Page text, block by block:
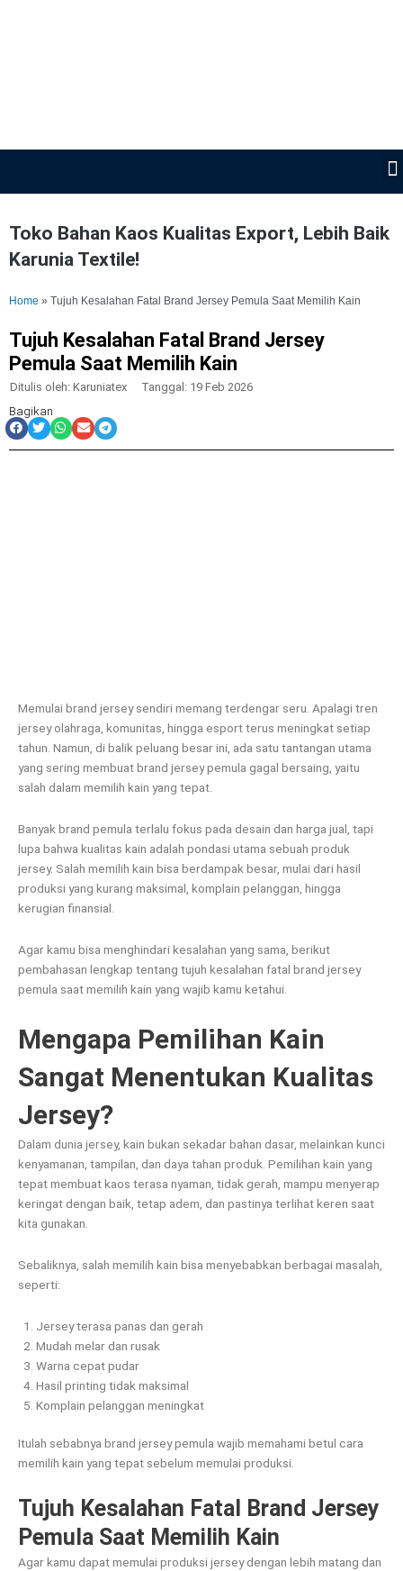
Toko Bahan Kaos Kualitas Export, Lebih Baik
Karunia Textile!
Home » Tujuh Kesalahan Fatal Brand Jersey Pemula Saat Memilih Kain
Tujuh Kesalahan Fatal Brand Jersey
Pemula Saat Memilih Kain
Ditulis oleh: Karuniatex Tanggal: 19 Feb 2026
Bagikan
Memulai brand jersey sendiri memang terdengar seru. Apalagi tren
jersey olahraga, komunitas, hingga esport terus meningkat setiap
tahun. Namun, di balik peluang besar ini, ada satu tantangan utama
yang sering membuat brand jersey pemula gagal bersaing, yaitu
salah dalam memilih kain yang tepat.
Banyak brand pemula terlalu fokus pada desain dan harga jual, tapi
lupa bahwa kualitas kain adalah pondasi utama sebuah produk
jersey. Salah memilih kain bisa berdampak besar, mulai dari hasil
produksi yang kurang maksimal, komplain pelanggan, hingga
kerugian finansial.
Agar kamu bisa menghindari kesalahan yang sama, berikut
pembahasan lengkap tentang tujuh kesalahan fatal brand jersey
pemula saat memilih kain yang wajib kamu ketahui.
Mengapa Pemilihan Kain
Sangat Menentukan Kualitas
Jersey?
Dalam dunia jersey, kain bukan sekadar bahan dasar, melainkan kunci
kenyamanan, tampilan, dan daya tahan produk. Pemilihan kain yang
tepat membuat kaos terasa nyaman, tidak gerah, mampu menyerap
keringat dengan baik, tetap adem, dan pastinya terlihat keren saat
kita gunakan.
Sebaliknya, salah memilih kain bisa menyebabkan berbagai masalah,
seperti:
Jersey terasa panas dan gerah
Mudah melar dan rusak
Warna cepat pudar
Hasil printing tidak maksimal
Komplain pelanggan meningkat
Itulah sebabnya brand jersey pemula wajib memahami betul cara
memilih kain yang tepat sebelum memulai produksi.
Tujuh Kesalahan Fatal Brand Jersey
Pemula Saat Memilih Kain
Agar kamu dapat memulai produksi jersey dengan lebih matang dan